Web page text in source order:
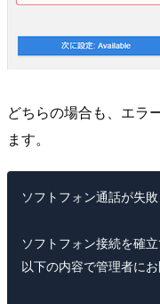
どちらの場合も、エラ
ます。
ソフトフォン通話が失敗
ソフトフォン接続を確
以下の内容で管理者に